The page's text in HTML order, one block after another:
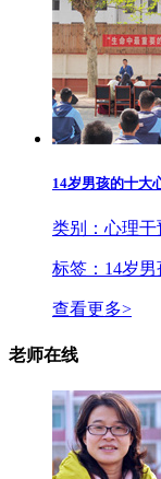
14岁男孩的十大
类别：心理干
标签：14岁
查看更多>
老师在线